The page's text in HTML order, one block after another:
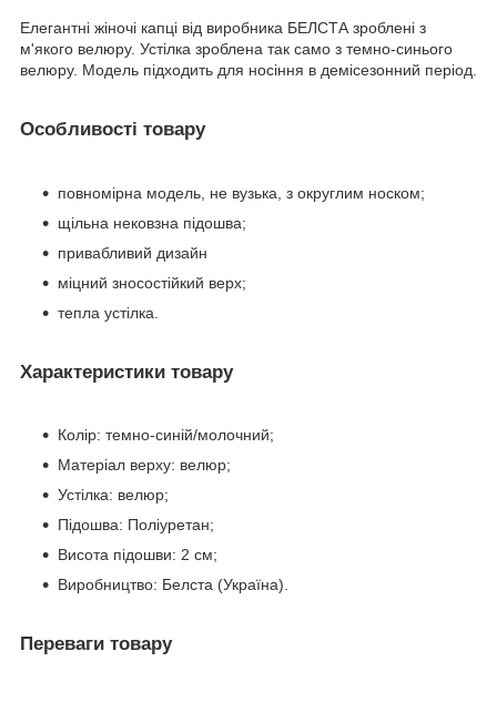
Елегантні жіночі капці від виробника БЕЛСТА зроблені з
м'якого велюру. Устілка зроблена так само з темно-синього
велюру. Модель підходить для носіння в демісезонний період.
Особливості товару
повномірна модель, не вузька, з округлим носком;
щільна нековзна підошва;
привабливий дизайн
міцний зносостійкий верх;
тепла устілка.
Характеристики товару
Колір: темно-синій/молочний;
Матеріал верху: велюр;
Устілка: велюр;
Підошва: Поліуретан;
Висота підошви: 2 см;
Виробництво: Белста (Україна).
Переваги товару